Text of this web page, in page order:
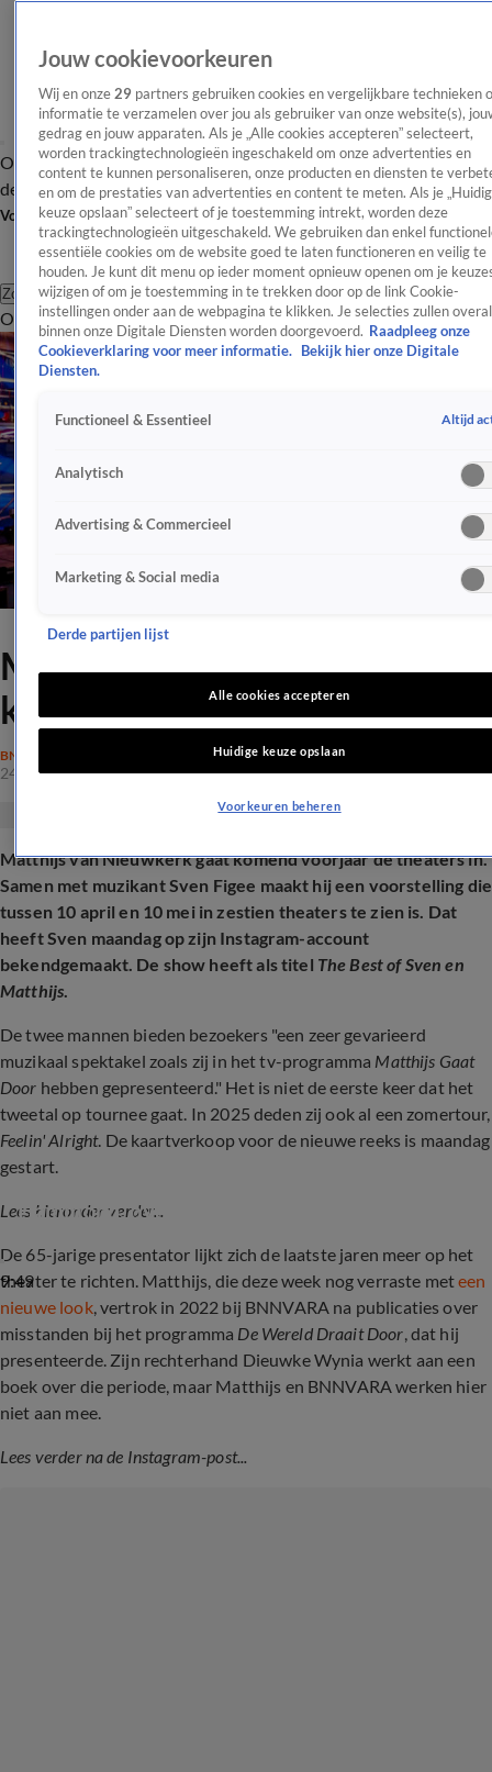
OverzichtAfleveringen Entertainment TV Algemeen
Tip
de redactieNieuwsbrief
Volg Shownieuws
Zoeken
OverzichtEntertainmentSpraakmakendRealityCrimeVideo's
Matthijs van Nieuwkerk
kondigt comeback aan
BN'ERS
24 nov 2025, 15:46
Matthijs van Nieuwkerk gaat komend voorjaar de theaters in.
Samen met muzikant Sven Figee maakt hij een voorstelling die
tussen 10 april en 10 mei in zestien theaters te zien is. Dat
heeft Sven maandag op zijn Instagram-account
bekendgemaakt. De show heeft als titel The Best of Sven en
Matthijs.
De twee mannen bieden bezoekers "een zeer gevarieerd
muzikaal spektakel zoals zij in het tv-programma Matthijs Gaat
Door hebben gepresenteerd." Het is niet de eerste keer dat het
tweetal op tournee gaat. In 2025 deden zij ook al een zomertour,
Feelin' Alright. De kaartverkoop voor de nieuwe reeks is maandag
gestart.
Lees hieronder verder...
9:49
Hammond, over zijn tour
De 65-jarige presentator lijkt zich de laatste jaren meer op het
theater te richten. Matthijs, die deze week nog verraste meteen
nieuwe look, vertrok in 2022 bij BNNVARA na publicaties over
misstanden bij het programma De Wereld Draait Door, dat hij
presenteerde. Zijn rechterhand Dieuwke Wynia werkt aan een
boek over die periode, maar Matthijs en BNNVARA werken hier
niet aan mee.
Lees verder na de Instagram-post...
Jouw cookievoorkeuren
Wij en onze 29 partners gebruiken cookies en vergelijkbare technieken
informatie te verzamelen over jou als gebruiker van onze website(s),
gedrag en jouw apparaten. Als je „Alle cookies accepteren” selecteert,
worden trackingtechnologieën ingeschakeld om onze advertenties en
content te kunnen personaliseren, onze producten en diensten te
en om de prestaties van advertenties en content te meten. Als je
keuze opslaan” selecteert of je toestemming intrekt, worden deze
trackingtechnologieën uitgeschakeld. We gebruiken dan enkel
essentiële cookies om de website goed te laten functioneren en veilig te
houden. Je kunt dit menu op ieder moment opnieuw openen om je
wijzigen of om je toestemming in te trekken door op de link Cookie-
instellingen onder aan de webpagina te klikken. Je selecties zullen overal
binnen onze Digitale Diensten worden doorgevoerd. Raadpleeg onze
Cookieverklaring voor meer informatie.
Bekijk hier onze Digitale
Diensten.
Functioneel & Essentieel Altijd
Analytisch
Advertising & Commercieel
Marketing & Social media
Derde partijen lijst
Alle cookies accepteren
Huidige keuze opslaan
Voorkeuren beheren